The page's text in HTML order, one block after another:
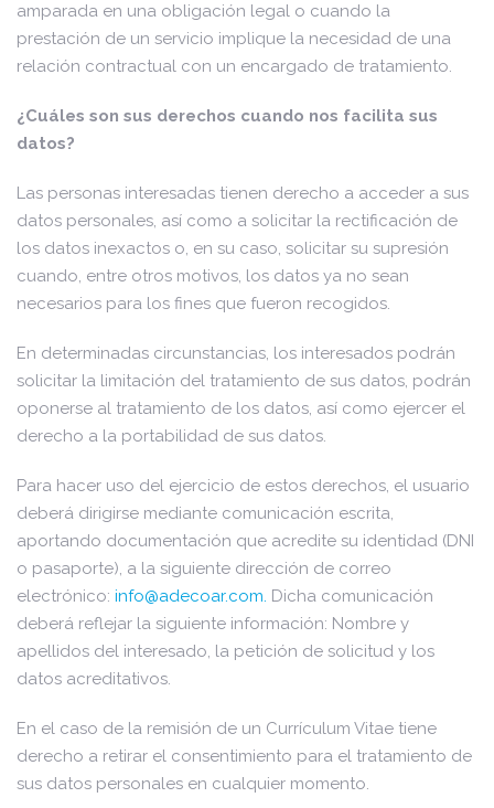
amparada en una obligación legal o cuando la
prestación de un servicio implique la necesidad de una
relación contractual con un encargado de tratamiento.
¿Cuáles son sus derechos cuando nos facilita sus
datos?
Las personas interesadas tienen derecho a acceder a sus
datos personales, así como a solicitar la rectificación de
los datos inexactos o, en su caso, solicitar su supresión
cuando, entre otros motivos, los datos ya no sean
necesarios para los fines que fueron recogidos.
En determinadas circunstancias, los interesados podrán
solicitar la limitación del tratamiento de sus datos, podrán
oponerse al tratamiento de los datos, así como ejercer el
derecho a la portabilidad de sus datos.
Para hacer uso del ejercicio de estos derechos, el usuario
deberá dirigirse mediante comunicación escrita,
aportando documentación que acredite su identidad (DNI
o pasaporte), a la siguiente dirección de correo
electrónico: info@adecoar.com. Dicha comunicación
deberá reflejar la siguiente información: Nombre y
apellidos del interesado, la petición de solicitud y los
datos acreditativos.
En el caso de la remisión de un Currículum Vitae tiene
derecho a retirar el consentimiento para el tratamiento de
sus datos personales en cualquier momento.